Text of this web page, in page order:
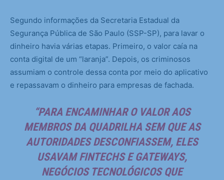
Segundo informações da Secretaria Estadual da
Segurança Pública de São Paulo (SSP-SP), para lavar o
dinheiro havia várias etapas. Primeiro, o valor caía na
conta digital de um “laranja”. Depois, os criminosos
assumiam o controle dessa conta por meio do aplicativo
e repassavam o dinheiro para empresas de fachada.
“PARA ENCAMINHAR O VALOR AOS
MEMBROS DA QUADRILHA SEM QUE AS
AUTORIDADES DESCONFIASSEM, ELES
USAVAM FINTECHS E GATEWAYS,
NEGÓCIOS TECNOLÓGICOS QUE